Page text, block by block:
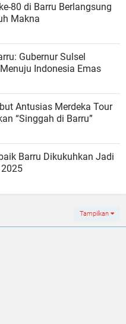
80 di Barru Berlangsung
Makna
Gubernur Sulsel
Indonesia Emas
Antusias Merdeka Tour
“Singgah di Barru”
Barru Dikukuhkan Jadi
Tampilkan